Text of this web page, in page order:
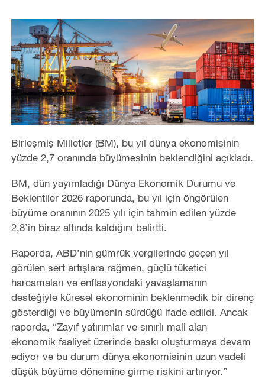
Birleşmiş Milletler (BM), bu yıl dünya ekonomisinin
yüzde 2,7 oranında büyümesinin beklendiğini açıkladı.
BM, dün yayımladığı Dünya Ekonomik Durumu ve
Beklentiler 2026 raporunda, bu yıl için öngörülen
büyüme oranının 2025 yılı için tahmin edilen yüzde
2,8’in biraz altında kaldığını belirtti.
Raporda, ABD’nin gümrük vergilerinde geçen yıl
görülen sert artışlara rağmen, güçlü tüketici
harcamaları ve enflasyondaki yavaşlamanın
desteğiyle küresel ekonominin beklenmedik bir direnç
gösterdiği ve büyümenin sürdüğü ifade edildi. Ancak
raporda, “Zayıf yatırımlar ve sınırlı mali alan
ekonomik faaliyet üzerinde baskı oluşturmaya devam
ediyor ve bu durum dünya ekonomisinin uzun vadeli
düşük büyüme dönemine girme riskini artırıyor.”